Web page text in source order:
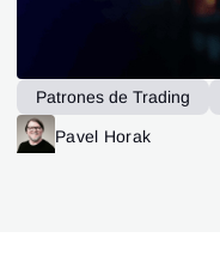
Patrones de Trading
Technical analysis
Pavel Horak